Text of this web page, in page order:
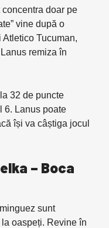
doar pe
vine după o
Tucuman,
remiza în
32 de puncte
6. Lanus poate
își va câștiga jocul
– Boca
sunt
oaspeți. Revine în